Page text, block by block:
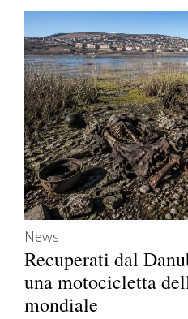
News
Recuperati dal
una motocicletta
mondiale